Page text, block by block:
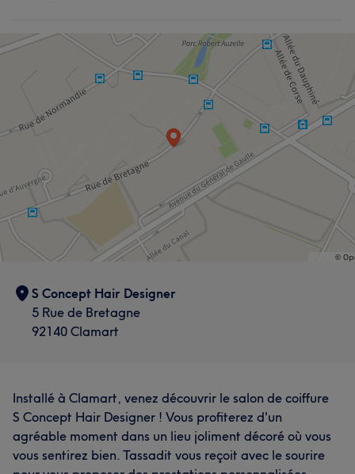
S Concept Hair Designer
5 Rue de Bretagne
92140 Clamart
Installé à Clamart, venez découvrir le salon de coiffure
S Concept Hair Designer ! Vous profiterez d'un
agréable moment dans un lieu joliment décoré où vous
vous sentirez bien. Tassadit vous reçoit avec le sourire